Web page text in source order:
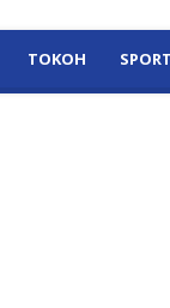
TOKOH SPORT